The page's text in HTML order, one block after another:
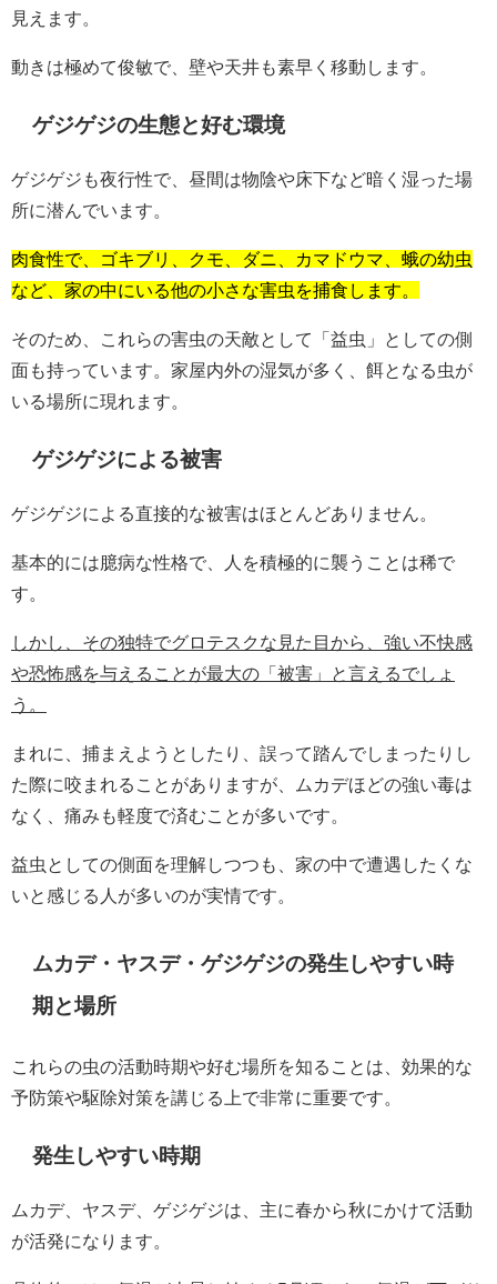
見えます。
動きは極めて俊敏で、壁や天井も素早く移動します。
ゲジゲジの生態と好む環境
ゲジゲジも夜行性で、昼間は物陰や床下など暗く湿った場
所に潜んでいます。
肉食性で、ゴキブリ、クモ、ダニ、カマドウマ、蛾の幼虫
など、家の中にいる他の小さな害虫を捕食します。
そのため、これらの害虫の天敵として「益虫」としての側
面も持っています。家屋内外の湿気が多く、餌となる虫が
いる場所に現れます。
ゲジゲジによる被害
ゲジゲジによる直接的な被害はほとんどありません。
基本的には臆病な性格で、人を積極的に襲うことは稀で
す。
しかし、その独特でグロテスクな見た目から、強い不快感
や恐怖感を与えることが最大の「被害」と言えるでしょ
う。
まれに、捕まえようとしたり、誤って踏んでしまったりし
た際に咬まれることがありますが、ムカデほどの強い毒は
なく、痛みも軽度で済むことが多いです。
益虫としての側面を理解しつつも、家の中で遭遇したくな
いと感じる人が多いのが実情です。
ムカデ・ヤスデ・ゲジゲジの発生しやすい時
期と場所
これらの虫の活動時期や好む場所を知ることは、効果的な
予防策や駆除対策を講じる上で非常に重要です。
発生しやすい時期
ムカデ、ヤスデ、ゲジゲジは、主に春から秋にかけて活動
が活発になります。